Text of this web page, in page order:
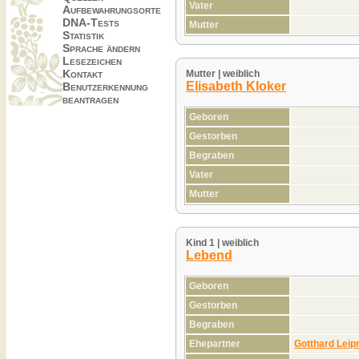
Aufbewahrungsorte
DNA-Tests
Statistik
Sprache ändern
Lesezeichen
Kontakt
Benutzerkennung
beantragen
Vater
Mutter
Mutter | weiblich
Elisabeth Kloker
Geboren
Gestorben
Begraben
Vater
Mutter
Kind 1 | weiblich
Lebend
Geboren
Gestorben
Begraben
Ehepartner
Gotthard